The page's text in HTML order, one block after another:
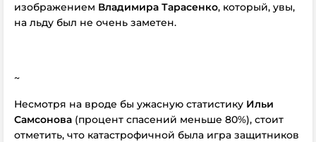
изображением Владимира Тарасенко, который, увы,
на льду был не очень заметен.
~
Несмотря на вроде бы ужасную статистику Ильи
Самсонова (процент спасений меньше 80%), стоит
отметить, что катастрофичной была игра защитников